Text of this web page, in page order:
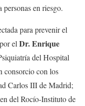
en riesgo.
para prevenir el
elDr. Enrique
del Hospital
consorcio con los
Carlos III de Madrid;
del Rocío-Instituto de